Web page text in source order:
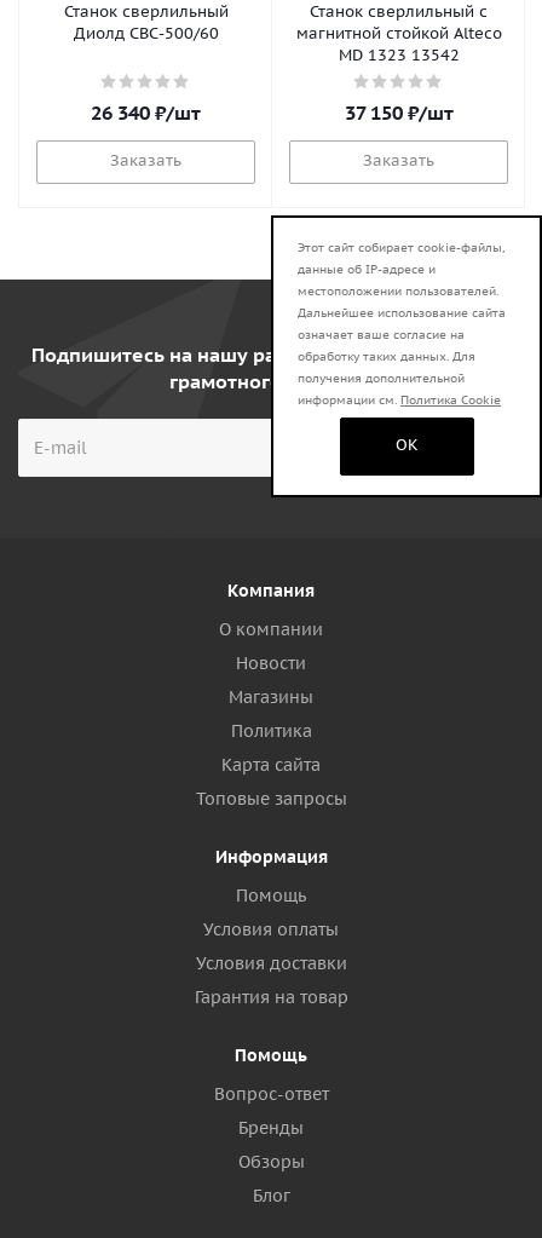
Станок сверлильный
Диолд СВС-500/60
26 340 ₽/шт
Заказать
Станок сверлильный с
магнитной стойкой Alteco
MD 1323 13542
37 150₽/шт
Заказать
Подпишитесь на нашу рассылку, и получите курс
грамотного клиента!
Компания
О компании
Новости
Магазины
Политика
Карта сайта
Топовые запросы
Информация
Помощь
Условия оплаты
Условия доставки
Гарантия на товар
Помощь
Вопрос-ответ
Бренды
Обзоры
Блог
Этот сайт собирает cookie-файлы,
данные об IP-адресе и
местоположении пользователей.
Дальнейшее использование сайта
означает ваше согласие на
обработку таких данных. Для
получения дополнительной
информации см. Политика Cookie
OK